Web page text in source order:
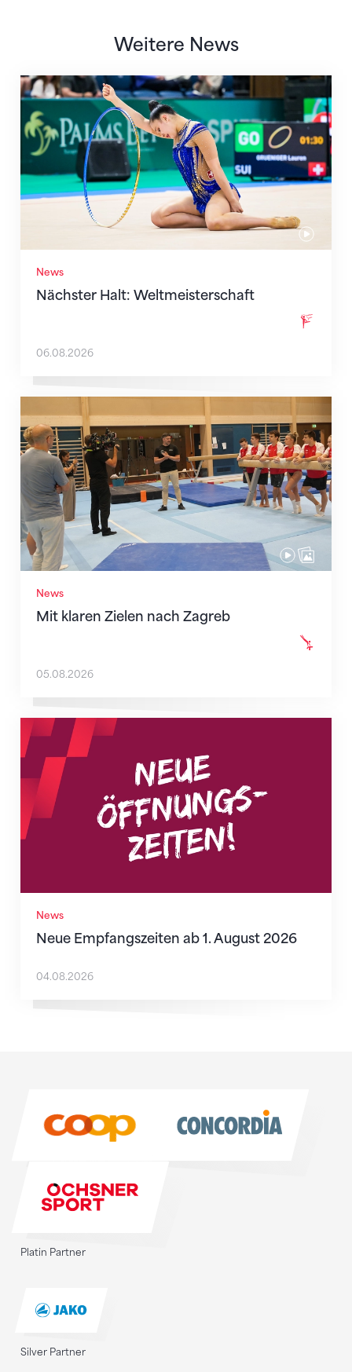
Weitere News
News
Nächster Halt: Weltmeisterschaft
Nächster Halt: Weltmeisterschaft
06.08.2026
News
Mit klaren Zielen nach Zagreb
Mit klaren Zielen nach Zagreb
05.08.2026
News
Neue Empfangszeiten ab 1. August 2026
Neue Empfangszeiten ab 1. August 2026
04.08.2026
Platin Partner
Silver Partner